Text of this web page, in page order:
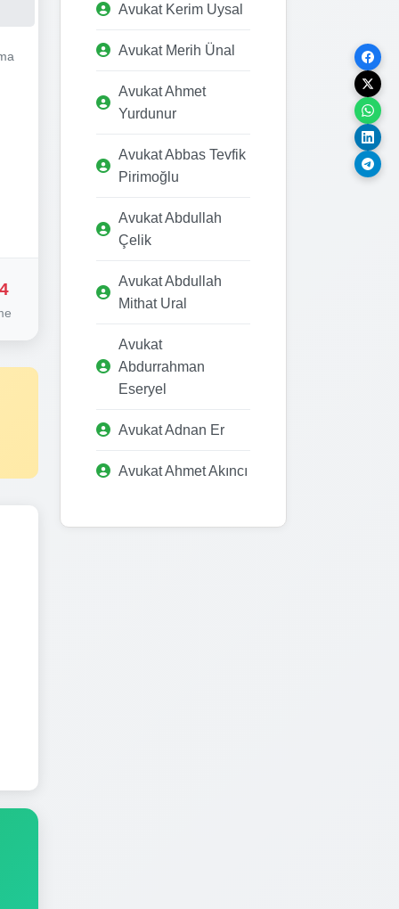
Avukat Kerim Uysal
Avukat Merih Ünal
Avukat Ahmet
Yurdunur
Avukat Abbas Tevfik
Pirimoğlu
Avukat Abdullah
Çelik
Avukat Abdullah
Mithat Ural
Avukat
Abdurrahman
Eseryel
Avukat Adnan Er
Avukat Ahmet Akıncı